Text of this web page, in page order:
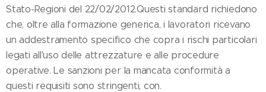
Stato-Regioni del 22/02/2012.Questi standard richiedono
che, oltre alla formazione generica, i lavoratori ricevano
un addestramento specifico che copra i rischi particolari
legati all'uso delle attrezzature e alle procedure
operative. Le sanzioni per la mancata conformità a
questi requisiti sono stringenti, con.